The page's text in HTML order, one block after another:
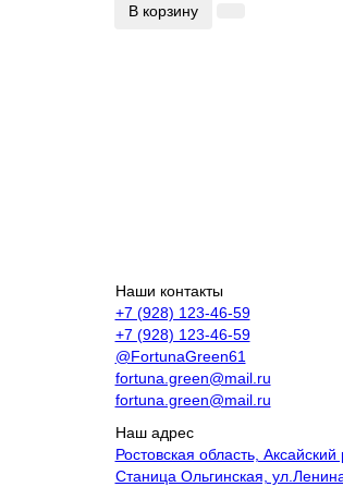
В корзину
Наши контакты
+7 (928) 123-46-59
+7 (928) 123-46-59
@FortunaGreen61
fortuna.green@mail.ru
fortuna.green@mail.ru
Наш адрес
Ростовская область, Аксайский
Станица Ольгинская,